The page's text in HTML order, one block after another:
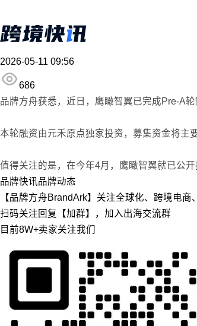
2026-05-11 09:56
686
品牌方舟获悉，近日，鹰瞰智翼已完成Pre-A轮
本轮融资由元禾原点独家投资，募集资金将主
值得关注的是，在今年4月，鹰瞰智翼就已公
品牌快讯品牌动态
【品牌方舟BrandArk】关注全球化、跨境电
扫码关注回复【加群】，加入出海交流群
目前8W+卖家关注我们